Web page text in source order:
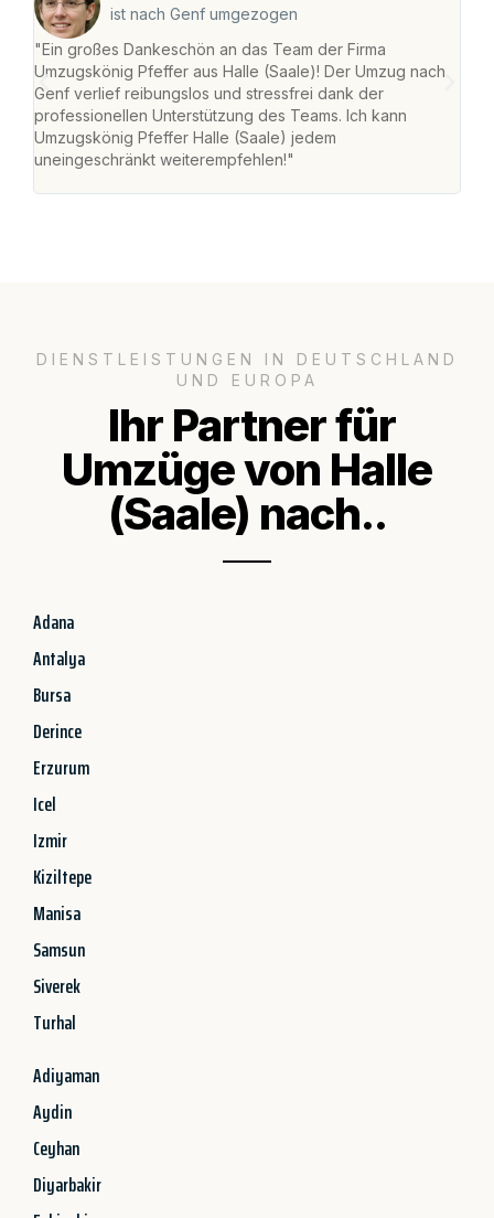
ist nach Genf umgezogen
"Ein großes Dankeschön an das Team der Firma
Umzugskönig Pfeffer aus Halle (Saale)! Der Umzug nach
Genf verlief reibungslos und stressfrei dank der
professionellen Unterstützung des Teams. Ich kann
Umzugskönig Pfeffer Halle (Saale) jedem
uneingeschränkt weiterempfehlen!"
DIENSTLEISTUNGEN IN DEUTSCHLAND
UND EUROPA
Ihr Partner für
Umzüge von Halle
(Saale) nach..
Adana
Antalya
Bursa
Derince
Erzurum
Icel
Izmir
Kiziltepe
Manisa
Samsun
Siverek
Turhal
Adiyaman
Aydin
Ceyhan
Diyarbakir